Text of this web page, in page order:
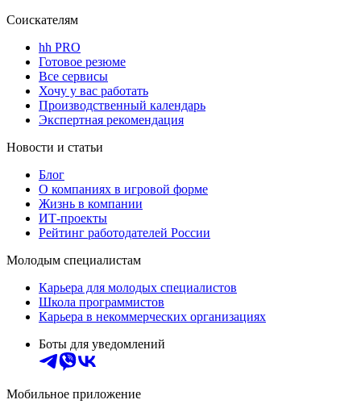
Соискателям
hh PRO
Готовое резюме
Все сервисы
Хочу у вас работать
Производственный календарь
Экспертная рекомендация
Новости и статьи
Блог
О компаниях в игровой форме
Жизнь в компании
ИТ-проекты
Рейтинг работодателей России
Молодым специалистам
Карьера для молодых специалистов
Школа программистов
Карьера в некоммерческих организациях
Боты для уведомлений
Мобильное приложение